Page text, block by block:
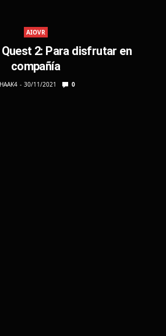
AIOVR
2: Para disfrutar en
compañía
30/11/2021 0